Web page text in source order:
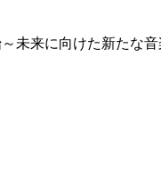
未来に向けた新たな